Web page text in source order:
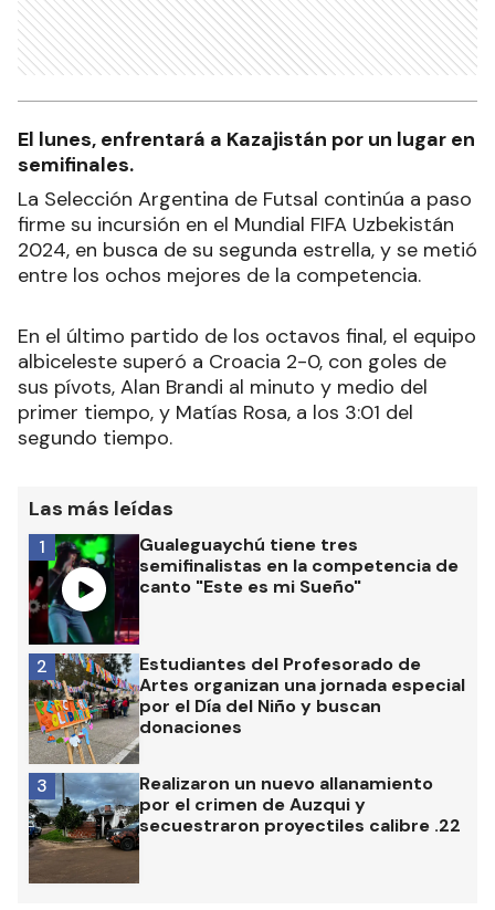
El lunes, enfrentará a Kazajistán por un lugar en
semifinales.
La Selección Argentina de Futsal continúa a paso
firme su incursión en el Mundial FIFA Uzbekistán
2024, en busca de su segunda estrella, y se metió
entre los ochos mejores de la competencia.
En el último partido de los octavos final, el equipo
albiceleste superó a Croacia 2-0, con goles de
sus pívots, Alan Brandi al minuto y medio del
primer tiempo, y Matías Rosa, a los 3:01 del
segundo tiempo.
Las más leídas
Gualeguaychú tiene tres
semifinalistas en la competencia de
canto "Este es mi Sueño"
1
Estudiantes del Profesorado de
Artes organizan una jornada especial
por el Día del Niño y buscan
donaciones
2
Realizaron un nuevo allanamiento
por el crimen de Auzqui y
secuestraron proyectiles calibre .22
3